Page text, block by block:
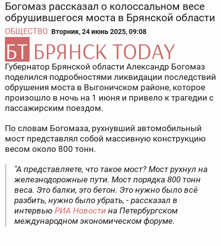
Богомаз рассказал о колоссальном весе
обрушившегося моста в Брянской области
ОБЩЕСТВО Вторник, 24 июнь 2025, 09:08
Губернатор Брянской области Александр Богомаз
поделился подробностями ликвидации последствий
обрушения моста в Выгоничском районе, которое
произошло в ночь на 1 июня и привело к трагедии с
пассажирским поездом.
По словам Богомаза, рухнувший автомобильный
мост представлял собой массивную конструкцию
весом около 800 тонн.
"А представляете, что такое мост? Мост рухнул на
железнодорожные пути. Мост порядка 800 тонн
веса. Это балки, это бетон. Это нужно было всё
разбить, нужно было убрать, - рассказал в
интервью РИА Новости на Петербургском
международном экономическом форуме.